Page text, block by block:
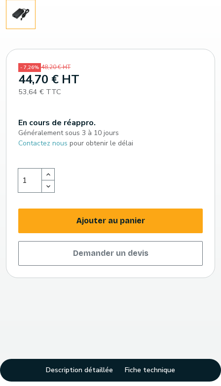
- 7,26% 48,20 € HT
44,70 € HT
53,64 € TTC
En cours de réappro.
Généralement sous 3 à 10 jours
Contactez nous pour obtenir le délai
Ajouter au panier
Demander un devis
Description détaillée Fiche technique